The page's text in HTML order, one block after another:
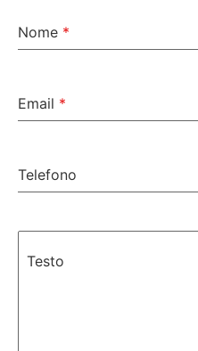
Nome *
Email *
Telefono
Testo